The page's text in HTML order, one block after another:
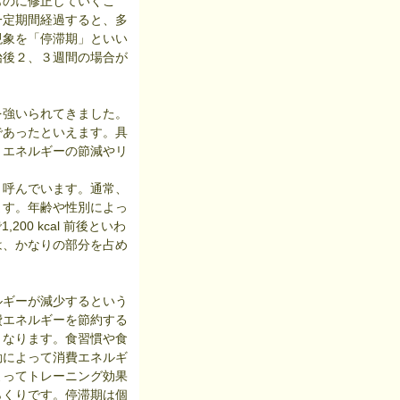
期間経過すると、多
を「停滞期」といい
２、３週間の場合が
いられてきました。
ったといえます。具
ネルギーの節減やリ
んでいます。通常、
。年齢や性別によっ
kcal 前後といわ
かなりの部分を占め
ーが減少するという
ネルギーを節約する
ります。食習慣や食
よって消費エネルギ
てトレーニング効果
りです。停滞期は個